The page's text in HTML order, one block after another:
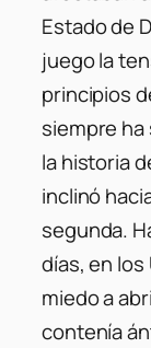
Estado de
juego la
principios
siempre
la historia
inclinó
segunda.
días, en
miedo a
contenía